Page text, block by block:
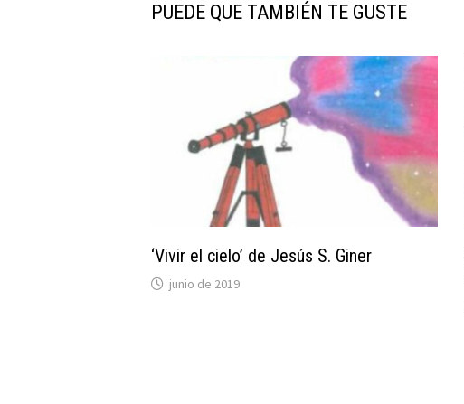
PUEDE QUE TAMBIÉN TE GUSTE
‘Vivir el cielo’ de Jesús S. Giner
junio de 2019